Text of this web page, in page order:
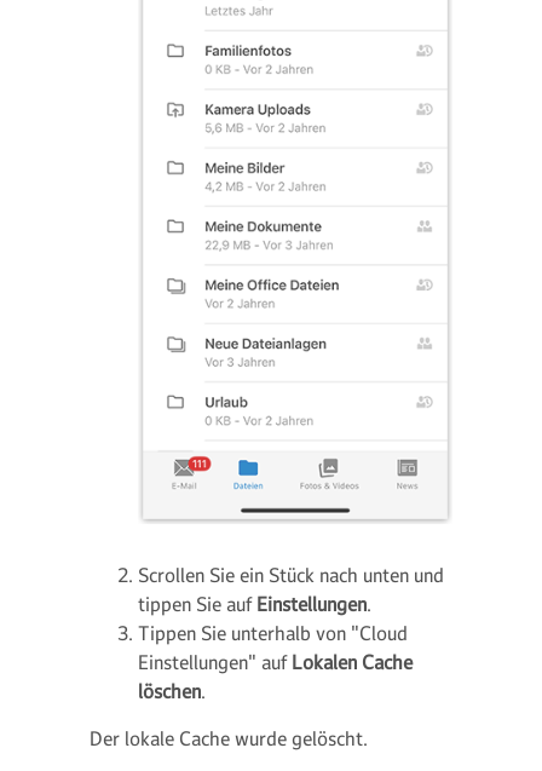
Scrollen Sie ein Stück nach unten und
tippen Sie auf Einstellungen.
Tippen Sie unterhalb von "Cloud
Einstellungen" auf Lokalen Cache
löschen.
Der lokale Cache wurde gelöscht.